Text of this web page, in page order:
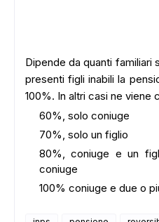
Dipende da quanti familiari
presenti figli inabili la
100%. In altri casi ne viene
60%, solo coniuge
70%, solo un figlio
80%, coniuge e un
coniuge
100% coniuge e due o